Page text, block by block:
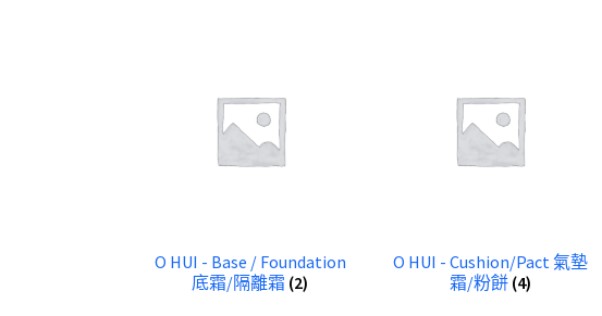
O HUI - Base / Foundation
底霜/隔離霜 (2)
O HUI - Cushion/Pact 氣墊
霜/粉餅 (4)